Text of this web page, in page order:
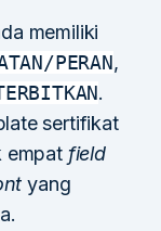
memiliki
PERAN,
.
sertifikat
empat field
yang